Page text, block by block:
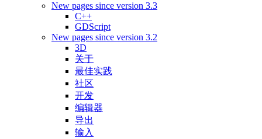
New pages since version 3.3
C++
GDScript
New pages since version 3.2
3D
关于
最佳实践
社区
开发
编辑器
导出
输入